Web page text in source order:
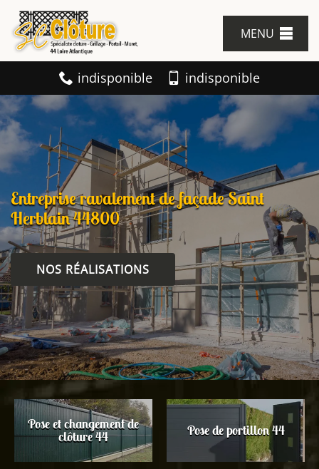
MENU
indisponible indisponible
Entreprise ravalement de façade Saint
Herblain 44800
NOS RÉALISATIONS
Pose et changement de
clôture 44 Pose de portillon 44